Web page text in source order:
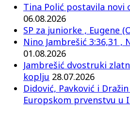
Tina Polić postavila novi
06.08.2026
SP za juniorke , Eugene
Nino Jambrešić 3:36,31 ,
01.08.2026
Jambrešić dvostruki
koplju 28.07.2026
Didović, Pavković i
Europskom prvenstvu u